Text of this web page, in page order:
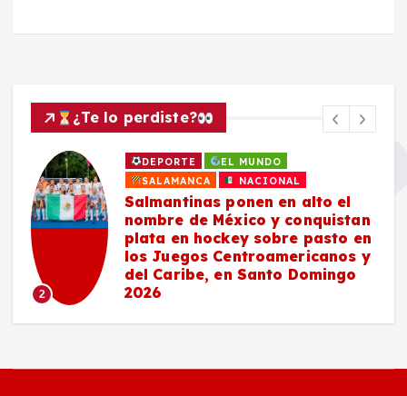
¿Te lo perdiste?
2
DEPORTE
EL MUNDO
SALAMANCA
NACIONAL
Salmantinas ponen en alto el
nombre de México y conquistan
plata en hockey sobre pasto en
los Juegos Centroamericanos y
del Caribe, en Santo Domingo
2026